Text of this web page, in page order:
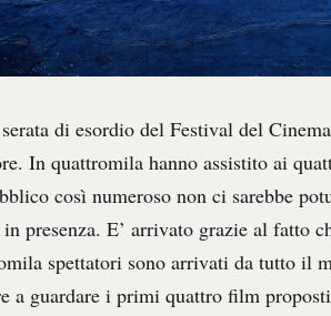
di esordio del Festival del
In quattromila hanno assistito ai
così numeroso non ci sarebbe
in presenza. E’ arrivato grazie al fatto
spettatori sono arrivati da tutto il
a guardare i primi quattro film